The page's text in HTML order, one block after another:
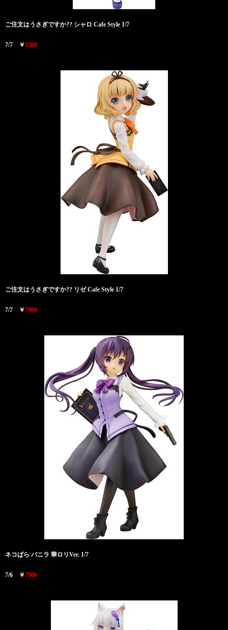
ご注文はうさぎですか?? シャロ Cafe Style 1/7
7/7 ￥5500
ご注文はうさぎですか?? リゼ Cafe Style 1/7
7/7 ￥7000
ネコぱら バニラ 華ロリVer. 1/7
7/6 ￥7000